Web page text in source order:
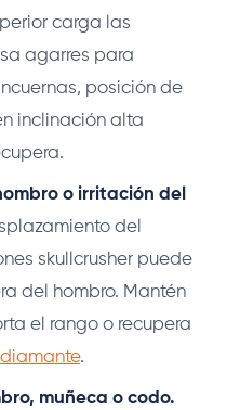
carga las
agarres para
posición de
inclinación alta
o irritación del
del
skullcrusher puede
del hombro. Mantén
el rango o recupera
.
muñeca o codo.